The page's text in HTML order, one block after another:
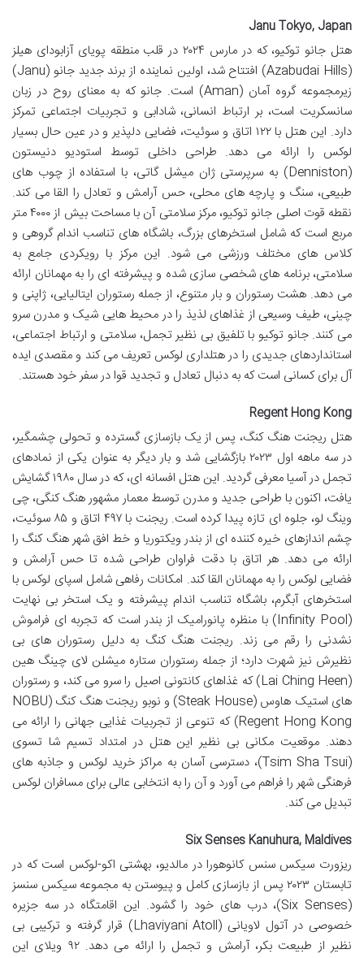
Janu Tokyo, Japan
هتل جانو توکیو، که در مارس ۲۰۲۴ در قلب منطقه پویای آزابودای هیلز
(Azabudai Hills) افتتاح شد، اولین نماینده از برند جدید جانو (Janu)
زیرمجموعه گروه آمان (Aman) است. جانو که به معنای روح در زبان
سانسکریت است، بر ارتباط انسانی، شادابی و تجربیات اجتماعی تمرکز
دارد. این هتل با ۱۲۲ اتاق و سوئیت، فضایی دلپذیر و در عین حال بسیار
لوکس را ارائه می دهد. طراحی داخلی توسط استودیو دنیستون
(Denniston) به سرپرستی ژان میشل گاتی، با استفاده از چوب های
طبیعی، سنگ و پارچه های محلی، حس آرامش و تعادل را القا می کند.
نقطه قوت اصلی جانو توکیو، مرکز سلامتی آن با مساحت بیش از ۴۰۰۰ متر
مربع است که شامل استخرهای بزرگ، باشگاه های تناسب اندام گروهی و
کلاس های مختلف ورزشی می شود. این مرکز با رویکردی جامع به
سلامتی، برنامه های شخصی سازی شده و پیشرفته ای را به مهمانان ارائه
می دهد. هشت رستوران و بار متنوع، از جمله رستوران ایتالیایی، ژاپنی و
چینی، طیف وسیعی از غذاهای لذیذ را در محیط هایی شیک و مدرن سرو
می کنند. جانو توکیو با تلفیق بی نظیر تجمل، سلامتی و ارتباط اجتماعی،
استانداردهای جدیدی را در هتلداری لوکس تعریف می کند و مقصدی ایده
آل برای کسانی است که به دنبال تعادل و تجدید قوا در سفر خود هستند.
Regent Hong Kong
هتل ریجنت هنگ کنگ، پس از یک بازسازی گسترده و تحولی چشمگیر،
در سه ماهه اول ۲۰۲۳ بازگشایی شد و بار دیگر به عنوان یکی از نمادهای
تجمل در آسیا معرفی گردید. این هتل افسانه ای، که در سال ۱۹۸۰ گشایش
یافت، اکنون با طراحی جدید و مدرن توسط معمار مشهور هنگ کنگی، چی
وینگ لو، جلوه ای تازه پیدا کرده است. ریجنت با ۴۹۷ اتاق و ۸۵ سوئیت،
چشم اندازهای خیره کننده ای از بندر ویکتوریا و خط افق شهر هنگ کنگ را
ارائه می دهد. هر اتاق با دقت فراوان طراحی شده تا حس آرامش و
فضایی لوکس را به مهمانان القا کند. امکانات رفاهی شامل اسپای لوکس با
استخرهای آبگرم، باشگاه تناسب اندام پیشرفته و یک استخر بی نهایت
(Infinity Pool) با منظره پانورامیک از بندر است که تجربه ای فراموش
نشدنی را رقم می زند. ریجنت هنگ کنگ به دلیل رستوران های بی
نظیرش نیز شهرت دارد؛ از جمله رستوران ستاره میشلن لای چینگ هین
(Lai Ching Heen) که غذاهای کانتونی اصیل را سرو می کند، و رستوران
های استیک هاوس (Steak House) و نوبو ریجنت هنگ کنگ (NOBU
Regent Hong Kong) که تنوعی از تجربیات غذایی جهانی را ارائه می
دهند. موقعیت مکانی بی نظیر این هتل در امتداد تسیم شا تسوی
(Tsim Sha Tsui)، دسترسی آسان به مراکز خرید لوکس و جاذبه های
فرهنگی شهر را فراهم می آورد و آن را به انتخابی عالی برای مسافران لوکس
تبدیل می کند.
Six Senses Kanuhura, Maldives
ریزورت سیکس سنس کانوهورا در مالدیو، بهشتی اکو-لوکس است که در
تابستان ۲۰۲۳ پس از بازسازی کامل و پیوستن به مجموعه سیکس سنسز
(Six Senses)، درب های خود را گشود. این اقامتگاه در سه جزیره
خصوصی در آتول لاویانی (Lhaviyani Atoll) قرار گرفته و ترکیبی بی
نظیر از طبیعت بکر، آرامش و تجمل را ارائه می دهد. ۹۲ ویلای این